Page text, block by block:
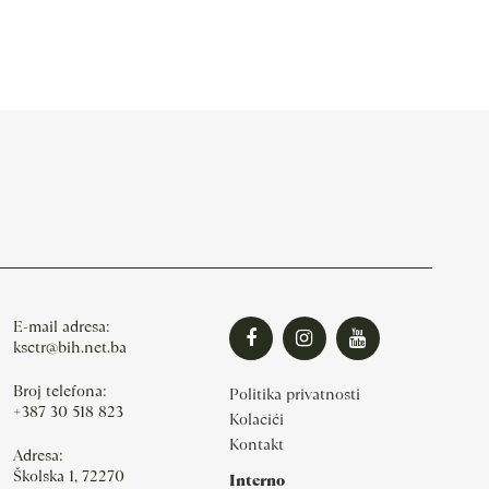
E-mail adresa:
ksctr@bih.net.ba
Broj telefona:
+387 30 518 823
Adresa:
Školska 1, 72270
Politika privatnosti
Kolačići
Kontakt
Interno